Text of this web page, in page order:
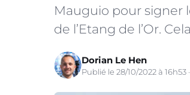
Mauguio pour signer
de l’Etang de l’Or.
Dorian Le Hen
Publié le 28/10/2022 à 16h53